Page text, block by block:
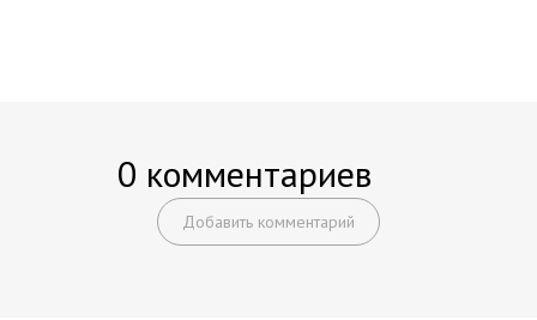
0 комментариев
Добавить комментарий